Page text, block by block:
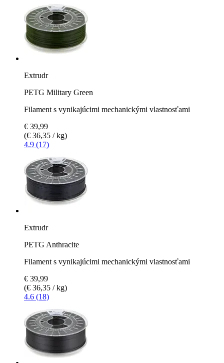
Extrudr
PETG Military Green
Filament s vynikajúcimi mechanickými vlastnosťami
€ 39,99
(€ 36,35 / kg)
4.9 (17)
Extrudr
PETG Anthracite
Filament s vynikajúcimi mechanickými vlastnosťami
€ 39,99
(€ 36,35 / kg)
4.6 (18)